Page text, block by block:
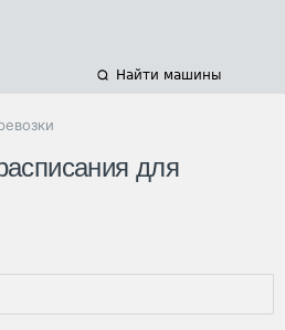
Найти машины
для